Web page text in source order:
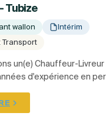
Tubize
wallon
Intérim
Transport
un(e) Chauffeur-Livreur
d'expérience en